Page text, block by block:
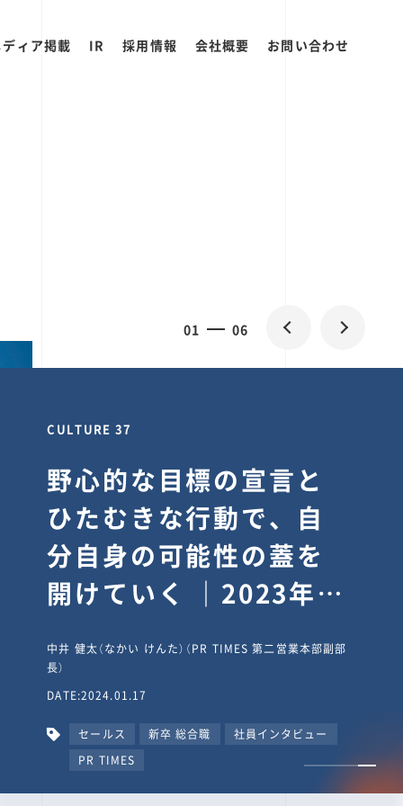
ィア掲載 IR 採用情報 会社概要 お問い合わせ
0 06
CULTURE 30
逆境では自分のスタン
スを変え“予想を裏切
り、期待を超える”【真
輔塾・前編】
山田真輔（やまだ しんすけ）（執行役員 兼 Jooto事業部
長）
DATE:2023.09.08
カルチャー CxO キャリア入社 Jooto